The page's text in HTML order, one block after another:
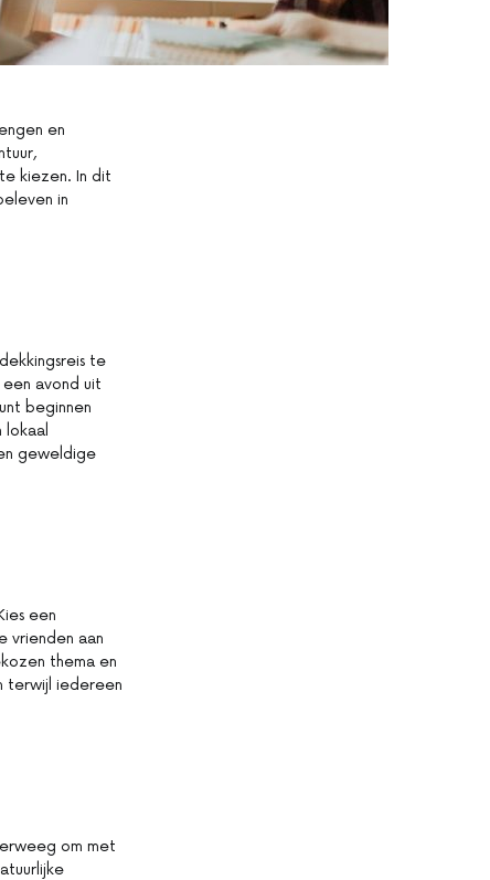
en
kiezen. In dit
in
te
avond uit
beginnen
geweldige
een
vrienden aan
thema en
terwijl iedereen
om met